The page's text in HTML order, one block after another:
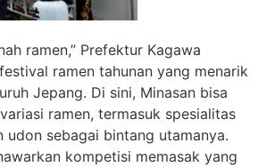
ramen,” Prefektur Kagawa
ramen tahunan yang menarik
Jepang. Di sini, Minasan bisa
ramen, termasuk spesialitas
udon sebagai bintang utamanya.
kompetisi memasak yang